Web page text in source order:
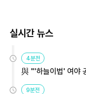
실시간 뉴스
4분전
與 "'하늘이법' 여야
9분전